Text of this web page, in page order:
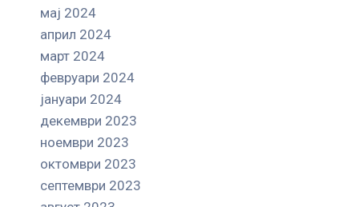
мај 2024
април 2024
март 2024
февруари 2024
јануари 2024
декември 2023
ноември 2023
октомври 2023
септември 2023